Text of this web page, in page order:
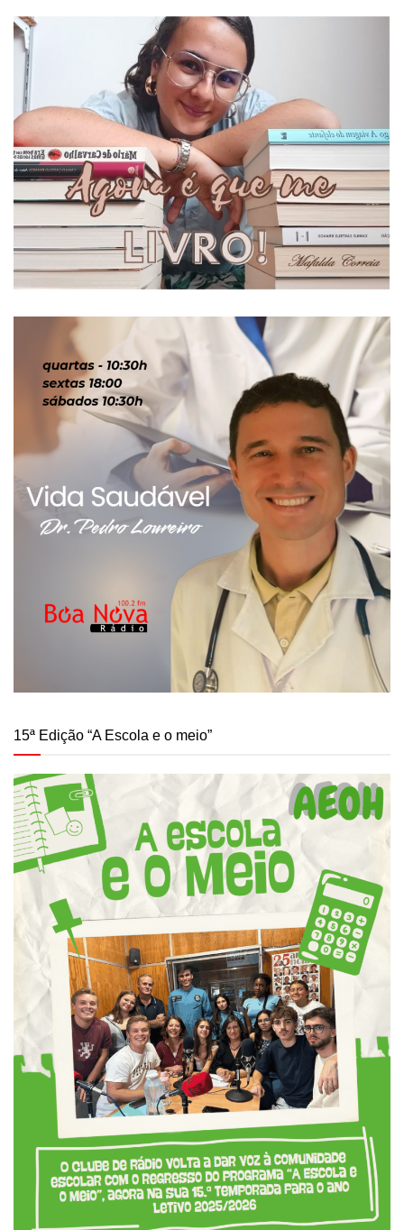
15ª Edição “A Escola e o meio”